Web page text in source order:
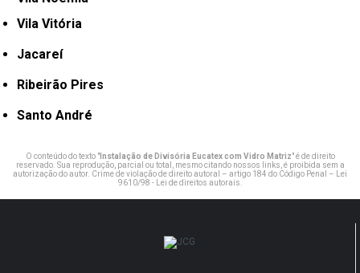
Vila Vitória
Jacareí
Ribeirão Pires
Santo André
O conteúdo do texto "Instalação de Divisória Eucatex com Vidro Matriz" é de direito
reservado. Sua reprodução, parcial ou total, mesmo citando nossos links, é proibida sem a
autorização do autor. Crime de violação de direito autoral – artigo 184 do Código Penal –
Lei
9610/98 - Lei de direitos autorais